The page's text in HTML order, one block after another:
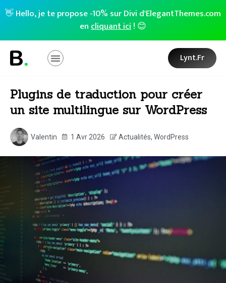
👋 Hello, je te propose -10% sur Divi d'ElegantThemes.com
encliquant ici! 😊
Lynt.fr
Plugins de traduction pour créer
un site multilingue sur WordPress
Valentin 1 Avr 2026 Actualités, WordPress